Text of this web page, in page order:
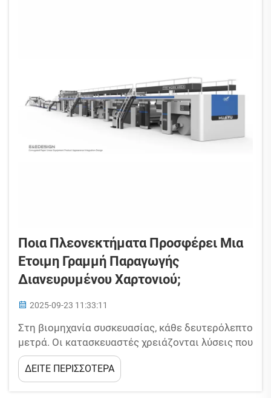
Ποια Πλεονεκτήματα Προσφέρει Μια
Έτοιμη Γραμμή Παραγωγής
Διανευρυμένου Χαρτονιού;
2025-09-23 11:33:11
Στη βιομηχανία συσκευασίας, κάθε δευτερόλεπτο
μετρά. Οι κατασκευαστές χρειάζονται λύσεις που
όχι μόνο επιταχύνουν την παραγωγή, αλλά
εξασφαλίζουν επίσης την ποιότητα και βοηθούν
στον έλεγχο του κόστους. Ακριβώς εδώ έρχεται
ΔΕΙΤΕ ΠΕΡΙΣΣΟΤΕΡΑ